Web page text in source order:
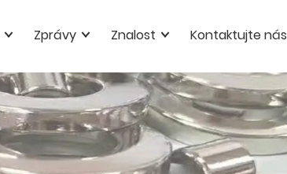
Zprávy Znalost Kontaktujte nás